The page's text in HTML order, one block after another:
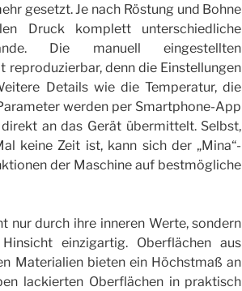
gesetzt. Je nach Röstung und Bohne
Druck komplett unterschiedliche
Die manuell eingestellten
reproduzierbar, denn die Einstellungen
Details wie die Temperatur, die
werden per Smartphone-App
an das Gerät übermittelt. Selbst,
keine Zeit ist, kann sich der „Mina“-
der Maschine auf bestmögliche
nur durch ihre inneren Werte, sondern
einzigartig. Oberflächen aus
Materialien bieten ein Höchstmaß an
lackierten Oberflächen in praktisch